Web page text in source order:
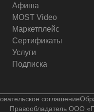
Афиша
MOST Video
Маркетплейс
Сертификаты
Услуги
Подписка
соглашение
Правообладатель ООО